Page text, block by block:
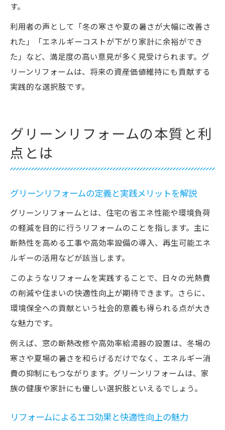
す。
利用者の声として「冬の寒さや夏の暑さが大幅に改善さ
れた」「エネルギーコストが下がり家計に余裕ができ
た」など、満足度の高い意見が多く見受けられます。グ
リーンリフォームは、将来の資産価値維持にも貢献する
実践的な選択肢です。
グリーンリフォームの本質と利
点とは
グリーンリフォームの定義と実践メリットを解説
グリーンリフォームとは、住宅の省エネ性能や環境負荷
の軽減を目的に行うリフォームのことを指します。主に
断熱性を高める工事や高効率設備の導入、再生可能エネ
ルギーの活用などが該当します。
このようなリフォームを実践することで、日々の光熱費
の削減や住まいの快適性向上が期待できます。さらに、
環境保全への貢献という社会的意義も得られる点が大き
な魅力です。
例えば、窓の断熱改修や高効率給湯器の設置は、冬場の
寒さや夏場の暑さを和らげるだけでなく、エネルギー消
費の抑制にもつながります。グリーンリフォームは、家
族の健康や家計にも優しい選択肢といえるでしょう。
リフォームによるエコ効果と快適性向上の魅力